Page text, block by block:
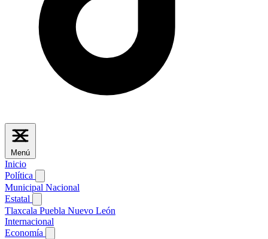
Menú
Inicio
Política
Municipal Nacional
Estatal
Tlaxcala Puebla Nuevo León
Internacional
Economía